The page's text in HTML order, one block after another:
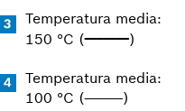
Temperatura media:
150 °C (
)
Temperatura media:
100 °C (
)